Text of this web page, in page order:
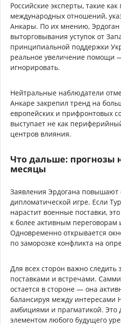
Российские эксперты, такие
международных отношений,
Анкары. По их мнению, Эрдоган
выторговывания уступок от
принципиальной поддержки
реальное увеличение помощи
игнорировать.
Нейтральные наблюдатели
Анкаре закрепил тренд на
европейских и прифронтовых
выступает не как
центров влияния.
Что дальше:
месяцы
Заявления Эрдогана повышают
дипломатической игре. Если
нарастит военные поставки,
к более активным
Одновременно открывается
по заморозке конфликта на
Для всех сторон важно следить
поставками и встречами.
остается в стороне — она
балансируя между интересами
амбициями и прагматикой. Это
элементом любого будущего